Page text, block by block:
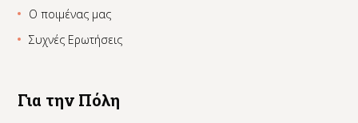
Ο ποιμένας μας
Συχνές Ερωτήσεις
Για την Πόλη